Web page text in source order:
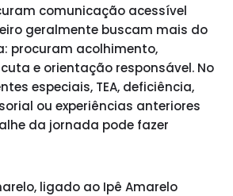
comunicação acessível
geralmente buscam mais do
procuram acolhimento,
e orientação responsável. No
especiais, TEA, deficiência,
ou experiências anteriores
da jornada pode fazer
ligado ao Ipê Amarelo